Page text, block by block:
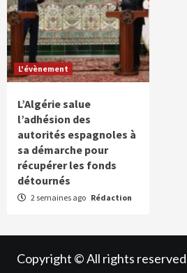
L'évènement
L’Algérie salue
l’adhésion des
autorités espagnoles à
sa démarche pour
récupérer les fonds
détournés
2 semaines ago Rédaction
Copyright © All rights